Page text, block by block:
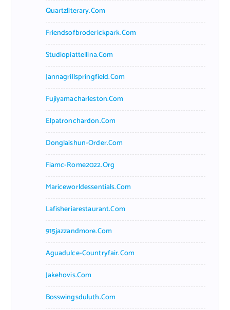
Quartzliterary.com
Friendsofbroderickpark.com
Studiopiattellina.com
Jannagrillspringfield.com
Fujiyamacharleston.com
Elpatronchardon.com
Donglaishun-Order.com
Fiamc-Rome2022.org
Mariceworldessentials.com
Lafisheriarestaurant.com
915jazzandmore.com
Aguadulce-Countryfair.com
Jakehovis.com
Bosswingsduluth.com